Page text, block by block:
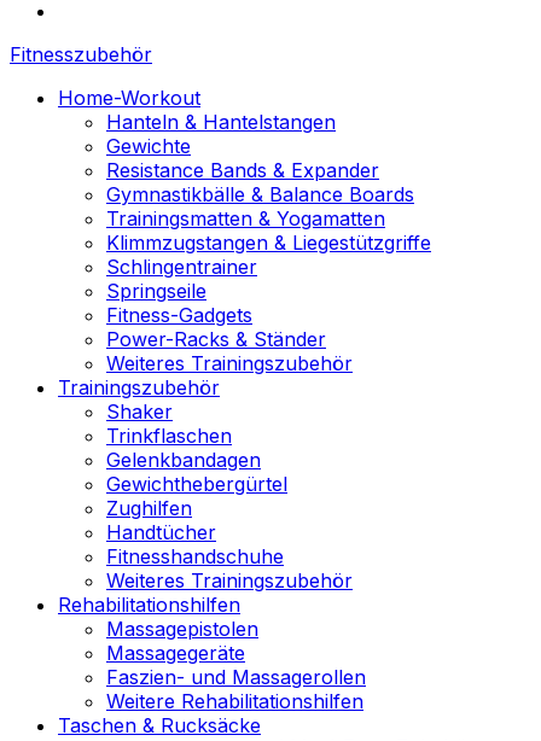
Fitnesszubehör
Home-Workout
Hanteln & Hantelstangen
Gewichte
Resistance Bands & Expander
Gymnastikbälle & Balance Boards
Trainingsmatten & Yogamatten
Klimmzugstangen & Liegestützgriffe
Schlingentrainer
Springseile
Fitness-Gadgets
Power-Racks & Ständer
Weiteres Trainingszubehör
Trainingszubehör
Shaker
Trinkflaschen
Gelenkbandagen
Gewichthebergürtel
Zughilfen
Handtücher
Fitnesshandschuhe
Weiteres Trainingszubehör
Rehabilitationshilfen
Massagepistolen
Massagegeräte
Faszien- und Massagerollen
Weitere Rehabilitationshilfen
Taschen & Rucksäcke